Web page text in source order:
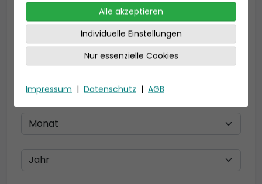
Geburtsdatum
Alle akzeptieren
Individuelle Einstellungen
Nur essenzielle Cookies
Impressum | Datenschutz | AGB